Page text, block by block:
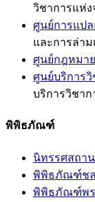
วิชาการแห่ง
ศูนย์การแปล
และการล่าม
ศูนย์กฎหมา
ศูนย์บริการ
บริการวิชา
พิพิธภัณฑ์
นิทรรศสถาน
พิพิธภัณฑ์ช
พิพิธภัณฑ์พร